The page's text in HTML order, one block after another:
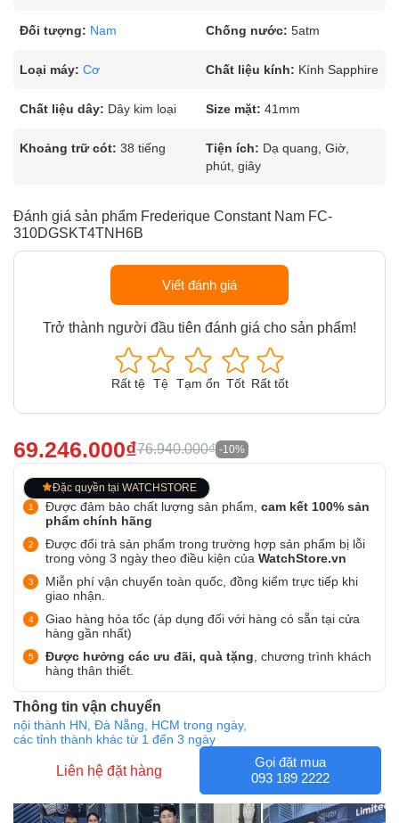
Đối tượng: Nam Chống nước: 5atm
Loại máy: Cơ Chất liệu kính: Kính Sapphire
Chất liệu dây: Dây kim loại Size mặt: 41mm
Khoảng trữ cót: 38 tiếng Tiện ích: Dạ quang, Giờ,
phút, giây
Đánh giá sản phẩm Frederique Constant Nam FC-
310DGSKT4TNH6B
Viết đánh giá
Trở thành người đầu tiên đánh giá cho sản phẩm!
Rất tệ Tệ Tạm ổn Tốt Rất tốt
69.246.000₫76.940.000₫ -10%
Đặc quyền tại WATCHSTORE
Được đảm bảo chất lượng sản phẩm, cam kết 100% sản
phẩm chính hãng
Được đổi trả sản phẩm trong trường hợp sản phẩm bị lỗi
trong vòng 3 ngày theo điều kiện của WatchStore.vn
Miễn phí vận chuyển toàn quốc, đồng kiểm trực tiếp khi
giao nhận.
Giao hàng hỏa tốc (áp dụng đối với hàng có sẵn tại cửa
hàng gần nhất)
Được hưởng các ưu đãi, quà tặng , chương trình khách
hàng thân thiết.
Thông tin vận chuyển
nội thành HN, Đà Nẵng, HCM trong ngày,
các tỉnh thành khác từ 1 đến 3 ngày
Liên hệ đặt hàng
Gọi đặt mua
093 189 2222